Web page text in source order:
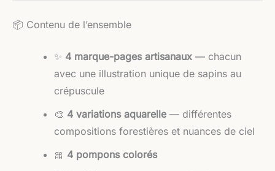
📦 Contenu de l’ensemble
✨ 4 marque-pages artisanaux — chacun
avec une illustration unique de sapins au
crépuscule
🎨 4 variations aquarelle— différentes
compositions forestières et nuances de ciel
🎀 4 pompons colorés